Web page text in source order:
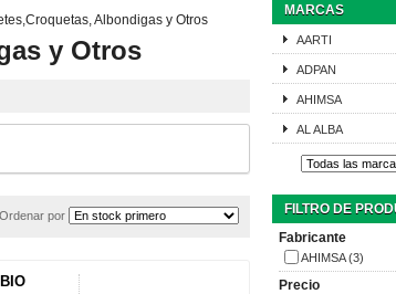
Albondigas y Otros
y Otros
Ordenar por
MARCAS
AARTI
ADPAN
AHIMSA
AL ALBA
FILTRO DE
Fabricante
AHIMSA(3)
Precio